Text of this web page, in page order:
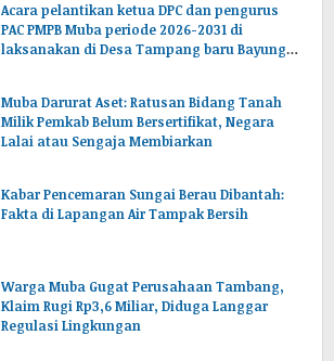
Acara pelantikan ketua DPC dan pengurus
PAC PMPB Muba periode 2026-2031 di
laksanakan di Desa Tampang baru Bayung
Muba Darurat Aset: Ratusan Bidang Tanah
Milik Pemkab Belum Bersertifikat, Negara
Lalai atau Sengaja Membiarkan
Kabar Pencemaran Sungai Berau Dibantah:
Fakta di Lapangan Air Tampak Bersih
Warga Muba Gugat Perusahaan Tambang,
Klaim Rugi Rp3,6 Miliar, Diduga Langgar
Regulasi Lingkungan